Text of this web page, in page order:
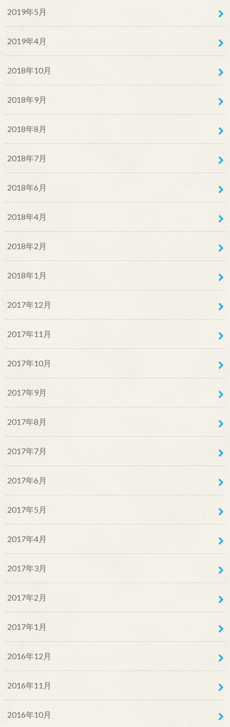
2019年5月
2019年4月
2018年10月
2018年9月
2018年8月
2018年7月
2018年6月
2018年4月
2018年2月
2018年1月
2017年12月
2017年11月
2017年10月
2017年9月
2017年8月
2017年7月
2017年6月
2017年5月
2017年4月
2017年3月
2017年2月
2017年1月
2016年12月
2016年11月
2016年10月